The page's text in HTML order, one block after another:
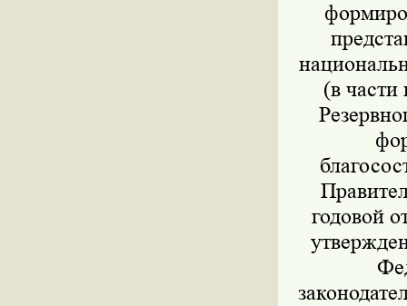
(в части
годовой